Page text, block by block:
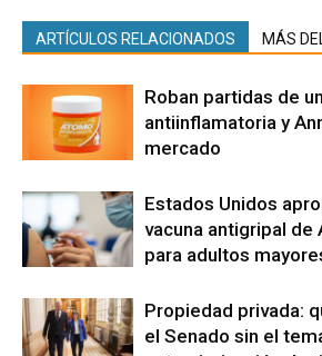
ARTÍCULOS RELACIONADOS MÁS
Roban partidas de
antiinflamatoria y
mercado
Estados Unidos
vacuna antigripal de
para adultos
Propiedad privada:
el Senado sin el